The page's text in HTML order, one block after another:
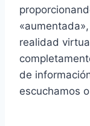
realidad
de
escuchamos